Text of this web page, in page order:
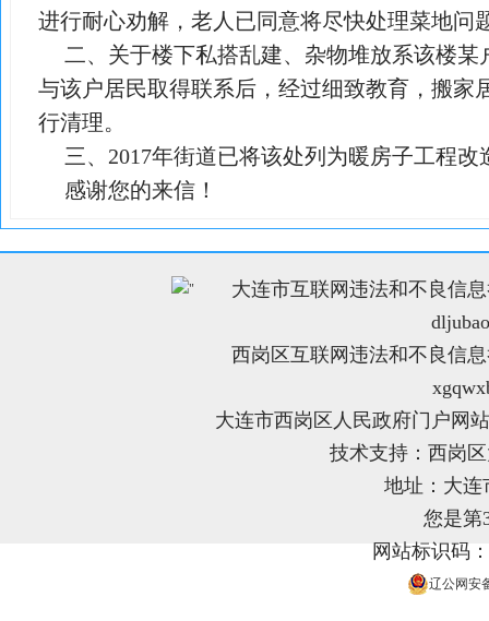
进行耐心劝解，老人已同意将尽快处理菜地问
二、关于楼下私搭乱建、杂物堆放系该楼某
与该户居民取得联系后，经过细致教育，搬家
行清理。
三、2017年街道已将该处列为暖房子工程改
感谢您的来信！
"
大连市互联网违法和不良信
西岗区互联网违法和不良信
大连市西岗区人民政府门户网
技术支持：西岗
地址：大连
您是第
网站标识码
辽公网安